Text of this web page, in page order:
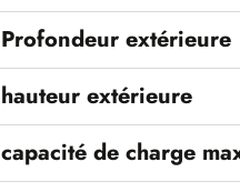
Profondeur extérieure
hauteur extérieure
capacité de charge